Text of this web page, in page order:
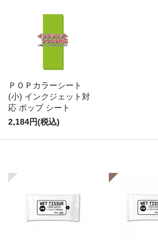
ＰＯＰカラーシート
(小) インクジェット対
応 ポップ シート
2,184円(税込)